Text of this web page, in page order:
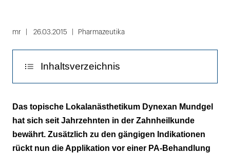
mr 26.03.2015 Pharmazeutika
Inhaltsverzeichnis
Problem mit schmerzempfindlichen
Patienten
Monopräparat mit guter Verträglichkeit
Das topische Lokalanästhetikum Dynexan Mundgel
hat sich seit Jahrzehnten in der Zahnheilkunde
bewährt. Zusätzlich zu den gängigen Indikationen
rückt nun die Applikation vor einer PA-Behandlung